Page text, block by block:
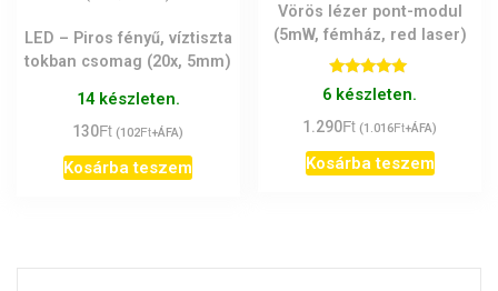
LED – Piros fényű, víztiszta
tokban csomag (20x, 5mm)
14 készleten.
130Ft (102Ft+ÁFA)
Kosárba teszem
Vörös lézer pont-modul
(5mW, fémház, red laser)
Értékelés:
5.00
6 készleten.
1.290Ft (1.016Ft+ÁFA)
Kosárba teszem